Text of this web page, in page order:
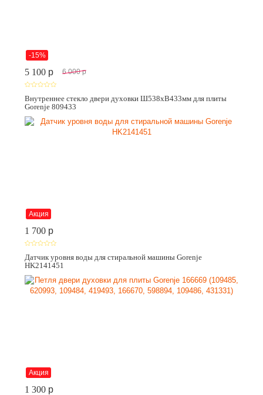
-15%
5 100 p 6 000 p
Внутреннее стекло двери духовки Ш538хВ433мм для плиты
Gorenje 809433
Акция
1 700 p
Датчик уровня воды для стиральной машины Gorenje
HK2141451
Акция
1 300 p